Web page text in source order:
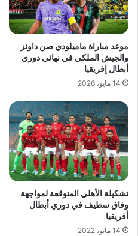
موعد مباراة ماميلودي صن داونز
والجيش الملكي في نهائي دوري
أبطال إفريقيا
14 مايو، 2026
تشكيلة الأهلي المتوقعة لمواجهة
وفاق سطيف في دوري أبطال
أفريقيا
14 مايو، 2022